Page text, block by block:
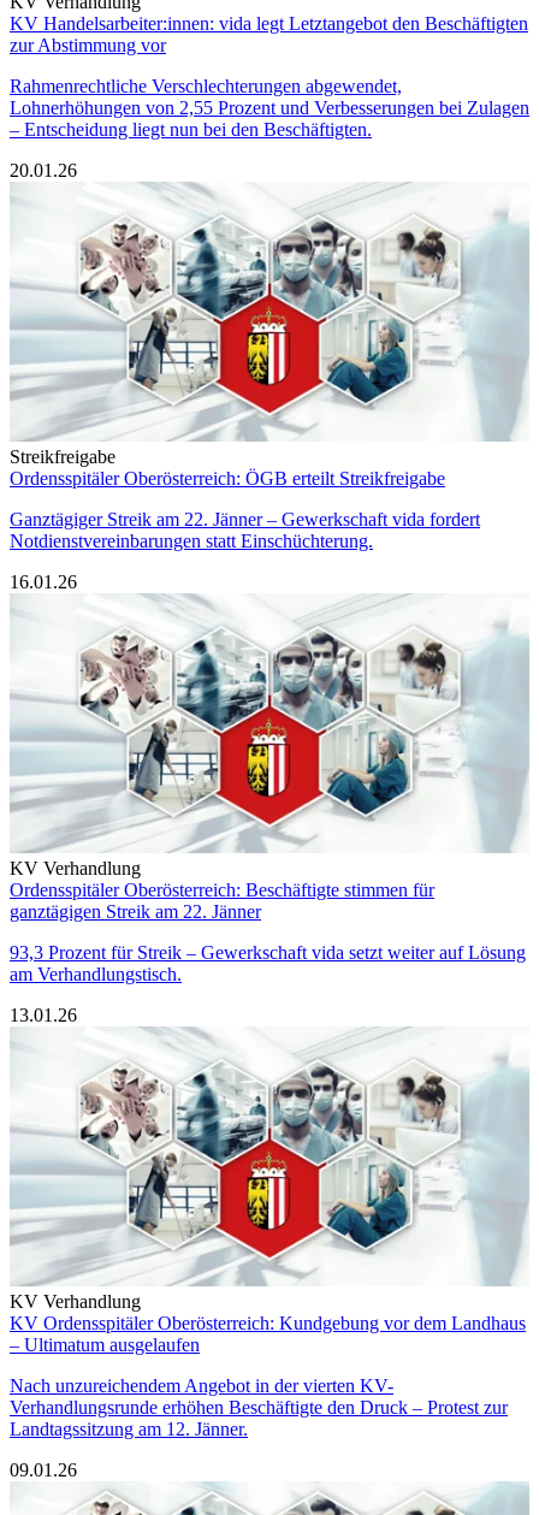
KV Handelsarbeiter:innen: vida legt Letztangebot den Beschäftigten
zur Abstimmung vor
Rahmenrechtliche Verschlechterungen abgewendet,
Lohnerhöhungen von 2,55 Prozent und Verbesserungen bei Zulagen
– Entscheidung liegt nun bei den Beschäftigten.
20.01.26
Streikfreigabe
Ordensspitäler Oberösterreich: ÖGB erteilt Streikfreigabe
Ganztägiger Streik am 22. Jänner – Gewerkschaft vida fordert
Notdienstvereinbarungen statt Einschüchterung.
16.01.26
KV Verhandlung
Ordensspitäler Oberösterreich: Beschäftigte stimmen für
ganztägigen Streik am 22. Jänner
93,3 Prozent für Streik – Gewerkschaft vida setzt weiter auf Lösung
am Verhandlungstisch.
13.01.26
KV Verhandlung
KV Ordensspitäler Oberösterreich: Kundgebung vor dem Landhaus
– Ultimatum ausgelaufen
Nach unzureichendem Angebot in der vierten KV-
Verhandlungsrunde erhöhen Beschäftigte den Druck – Protest zur
Landtagssitzung am 12. Jänner.
09.01.26